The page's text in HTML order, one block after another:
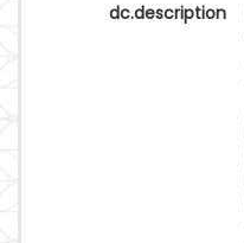
dc.description